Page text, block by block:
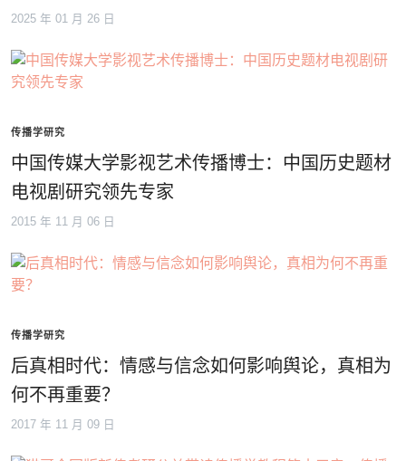
2025 年 01 月 26 日
传播学研究
中国传媒大学影视艺术传播博士：中国历史题材
电视剧研究领先专家
2015 年 11 月 06 日
传播学研究
后真相时代：情感与信念如何影响舆论，真相为
何不再重要？
2017 年 11 月 09 日